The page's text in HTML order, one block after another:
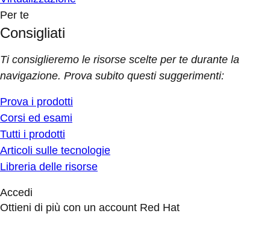
Per te
Consigliati
Ti consiglieremo le risorse scelte per te durante la
navigazione. Prova subito questi suggerimenti:
Prova i prodotti
Corsi ed esami
Tutti i prodotti
Articoli sulle tecnologie
Libreria delle risorse
Accedi
Ottieni di più con un account Red Hat